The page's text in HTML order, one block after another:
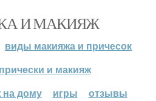
И МАКИЯЖ
виды макияжа и причесок
и макияж
на дому
игры отзывы